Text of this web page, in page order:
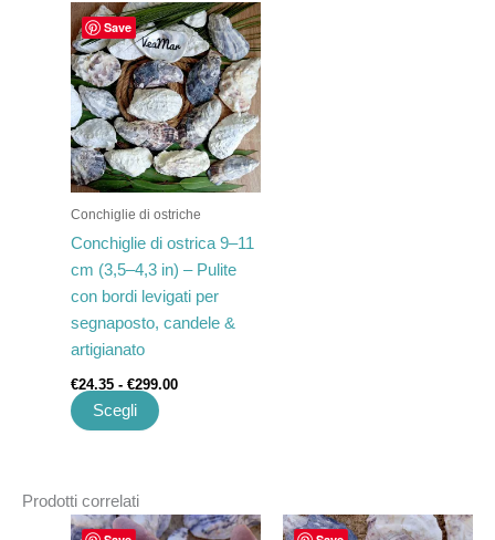
Save
Conchiglie di ostriche
Conchiglie di ostrica 9–11
cm (3,5–4,3 in) – Pulite
con bordi levigati per
segnaposto, candele &
artigianato
€24.35 - €299.00
Fascia
di
prezzo:
da
€24.35
a
€299.00
Scegli
Questo
prodotto
ha
più
varianti.
Le
opzioni
scelte
nella
pagina
del
Prodotti correlati
Fascia
Questo
Fascia
Questo